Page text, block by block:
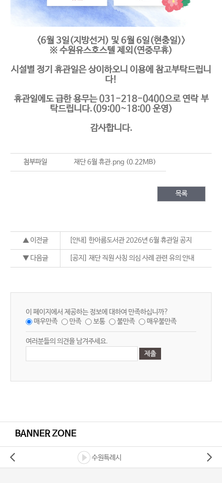
<6월 3일(지방선거) 및 6월 6일(현충일)>
※ 수원유스호스텔 제외(연중무휴)
시설별 정기 휴관일은 상이하오니 이용에 참고부탁드립니
다!
휴관일에도 급한 용무는 031-218-0400으로 연락 부
탁드립니다.(09:00~18:00 운영)
감사합니다.
첨부파일 재단 6월 휴관.png (0.22MB)
목록
▲ 이전글 [안내] 한아름도서관 2026년 6월 휴관일 공지
▼ 다음글 [공지] 재단 직원 사칭 의심 사례 관련 유의 안내
이 페이지에서 제공하는 정보에 대하여 만족하십니까?
매우만족
만족 보통 불만족 매우불만족
여러분들의 의견을 남겨주세요.
BANNER ZONE
수원특례시